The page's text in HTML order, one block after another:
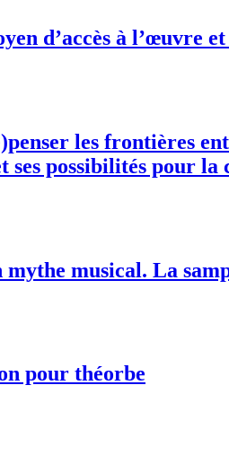
d’accès à l’œuvre
les frontières
possibilités pour la
musical. La
pour théorbe